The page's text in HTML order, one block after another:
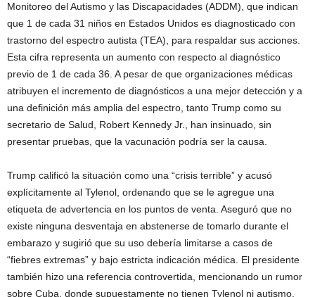
Monitoreo del Autismo y las Discapacidades (ADDM), que indican
que 1 de cada 31 niños en Estados Unidos es diagnosticado con
trastorno del espectro autista (TEA), para respaldar sus acciones.
Esta cifra representa un aumento con respecto al diagnóstico
previo de 1 de cada 36. A pesar de que organizaciones médicas
atribuyen el incremento de diagnósticos a una mejor detección y a
una definición más amplia del espectro, tanto Trump como su
secretario de Salud, Robert Kennedy Jr., han insinuado, sin
presentar pruebas, que la vacunación podría ser la causa.
Trump calificó la situación como una “crisis terrible” y acusó
explícitamente al Tylenol, ordenando que se le agregue una
etiqueta de advertencia en los puntos de venta. Aseguró que no
existe ninguna desventaja en abstenerse de tomarlo durante el
embarazo y sugirió que su uso debería limitarse a casos de
“fiebres extremas” y bajo estricta indicación médica. El presidente
también hizo una referencia controvertida, mencionando un rumor
sobre Cuba, donde supuestamente no tienen Tylenol ni autismo,